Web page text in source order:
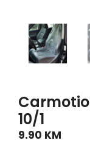
10/1
9.90 KM